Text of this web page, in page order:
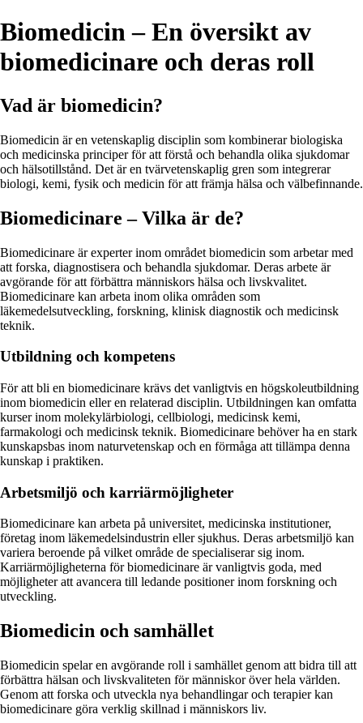
Biomedicin – En översikt av
biomedicinare och deras roll
Vad är biomedicin?
Biomedicin är en vetenskaplig disciplin som kombinerar biologiska
och medicinska principer för att förstå och behandla olika sjukdomar
och hälsotillstånd. Det är en tvärvetenskaplig gren som integrerar
biologi, kemi, fysik och medicin för att främja hälsa och välbefinnande.
Biomedicinare – Vilka är de?
Biomedicinare är experter inom området biomedicin som arbetar med
att forska, diagnostisera och behandla sjukdomar. Deras arbete är
avgörande för att förbättra människors hälsa och livskvalitet.
Biomedicinare kan arbeta inom olika områden som
läkemedelsutveckling, forskning, klinisk diagnostik och medicinsk
teknik.
Utbildning och kompetens
För att bli en biomedicinare krävs det vanligtvis en högskoleutbildning
inom biomedicin eller en relaterad disciplin. Utbildningen kan omfatta
kurser inom molekylärbiologi, cellbiologi, medicinsk kemi,
farmakologi och medicinsk teknik. Biomedicinare behöver ha en stark
kunskapsbas inom naturvetenskap och en förmåga att tillämpa denna
kunskap i praktiken.
Arbetsmiljö och karriärmöjligheter
Biomedicinare kan arbeta på universitet, medicinska institutioner,
företag inom läkemedelsindustrin eller sjukhus. Deras arbetsmiljö kan
variera beroende på vilket område de specialiserar sig inom.
Karriärmöjligheterna för biomedicinare är vanligtvis goda, med
möjligheter att avancera till ledande positioner inom forskning och
utveckling.
Biomedicin och samhället
Biomedicin spelar en avgörande roll i samhället genom att bidra till att
förbättra hälsan och livskvaliteten för människor över hela världen.
Genom att forska och utveckla nya behandlingar och terapier kan
biomedicinare göra verklig skillnad i människors liv.